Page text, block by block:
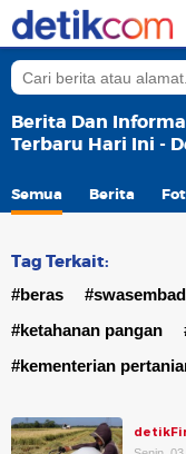
Berita Dan
Terbaru Hari Ini -
Semua Berita
Tag Terkait:
#beras
#ketahanan pangan
#kementerian